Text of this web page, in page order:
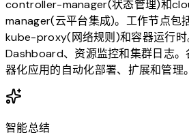
controller-manager(状态管理)和
manager(云平台集成)。工作节点包
kube-proxy(网络规则)和容器运行时
Dashboard、资源监控和集群日志
器化应用的自动化部署、扩展和管理。
智能总结